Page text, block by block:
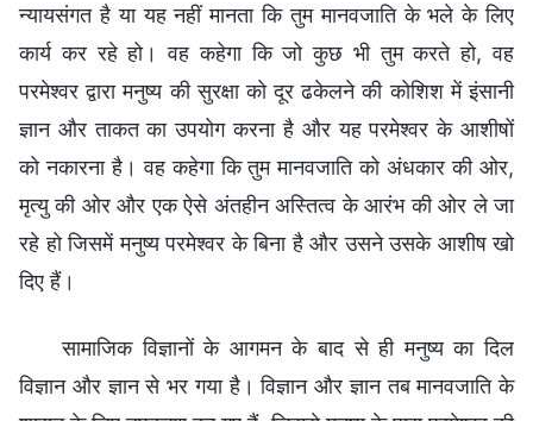
न्यायसंगत है या यह नहीं मानता कि तुम मानवजाति के भले के लिए
कार्य कर रहे हो। वह कहेगा कि जो कुछ भी तुम करते हो, वह
परमेश्वर द्वारा मनुष्य की सुरक्षा को दूर ढकेलने की कोशिश में इंसानी
ज्ञान और ताकत का उपयोग करना है और यह परमेश्वर के आशीषों
को नकारना है। वह कहेगा कि तुम मानवजाति को अंधकार की ओर,
मृत्यु की ओर और एक ऐसे अंतहीन अस्तित्व के आरंभ की ओर ले जा
रहे हो जिसमें मनुष्य परमेश्वर के बिना है और उसने उसके आशीष खो
दिए हैं।
सामाजिक विज्ञानों के आगमन के बाद से ही मनुष्य का दिल
विज्ञान और ज्ञान से भर गया है। विज्ञान और ज्ञान तब मानवजाति के